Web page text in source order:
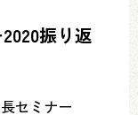
振り返
セミナー